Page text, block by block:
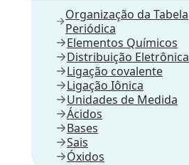
Organização da Tabela
Periódica
Elementos Químicos
Distribuição Eletrônica
Ligação covalente
Ligação Iônica
Unidades de Medida
Ácidos
Bases
Sais
Óxidos